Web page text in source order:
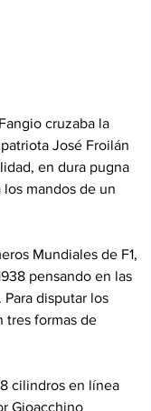
cruzaba la
José Froilán
en dura pugna
mandos de un
Mundiales de F1,
pensando en las
disputar los
tres formas de
cilindros en línea
Gioacchino